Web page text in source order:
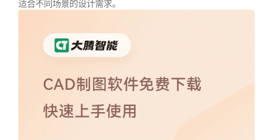
适合不同场景的设计需求。